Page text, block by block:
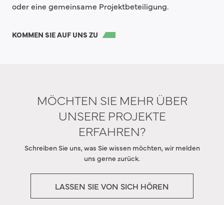
oder eine gemeinsame Projektbeteiligung.
KOMMEN SIE AUF UNS ZU
MÖCHTEN SIE MEHR ÜBER
UNSERE PROJEKTE
ERFAHREN?
Schreiben Sie uns, was Sie wissen möchten, wir melden
uns gerne zurück.
LASSEN SIE VON SICH HÖREN